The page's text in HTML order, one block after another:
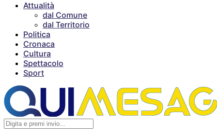
Attualità
dal Comune
dal Territorio
Politica
Cronaca
Cultura
Spettacolo
Sport